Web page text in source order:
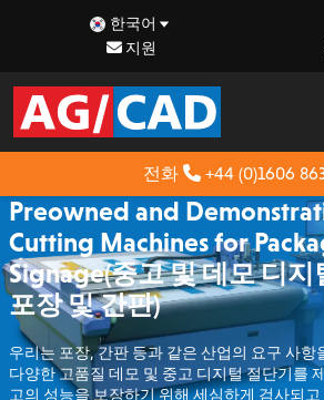
한국어
지원
전화 +44 (0)1606
Preowned and
Cutting Machines for
Signage(중고 및 데모 디지
포장 및 간판)
우리는 포장, 간판 등과 같은 산업의 요구 사항
다양한 고품질 데모 및 중고 디지털 절단기를
고의 성능을 보장하기 위해 세심하게 검사되